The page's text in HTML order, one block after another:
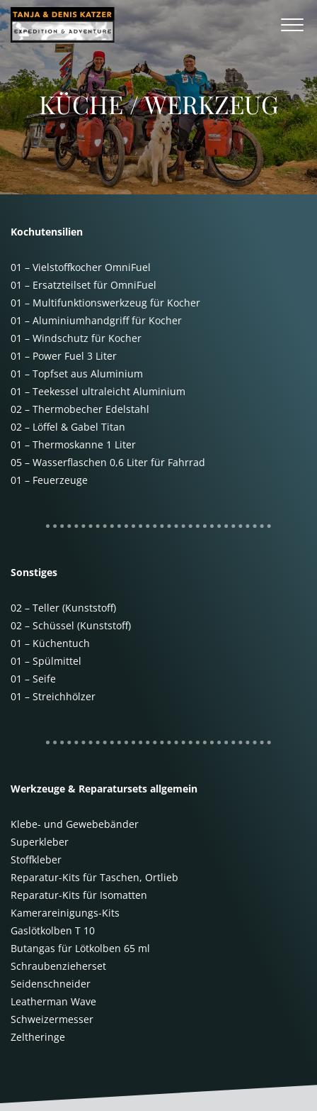
KÜCHE / WERKZEUG
Kochutensilien
01 – Vielstoffkocher OmniFuel
01 – Ersatzteilset für OmniFuel
01 – Multifunktionswerkzeug für Kocher
01 – Aluminiumhandgriff für Kocher
01 – Windschutz für Kocher
01 – Power Fuel 3 Liter
01 – Topfset aus Aluminium
01 – Teekessel ultraleicht Aluminium
02 – Thermobecher Edelstahl
02 – Löffel & Gabel Titan
01 – Thermoskanne 1 Liter
05 – Wasserflaschen 0,6 Liter für Fahrrad
01 – Feuerzeuge
Sonstiges
02 – Teller (Kunststoff)
02 – Schüssel (Kunststoff)
01 – Küchentuch
01 – Spülmittel
01 – Seife
01 – Streichhölzer
Werkzeuge & Reparatursets allgemein
Klebe- und Gewebebänder
Superkleber
Stoffkleber
Reparatur-Kits für Taschen, Ortlieb
Reparatur-Kits für Isomatten
Kamerareinigungs-Kits
Gaslötkolben T 10
Butangas für Lötkolben 65 ml
Schraubenzieherset
Seidenschneider
Leatherman Wave
Schweizermesser
Zeltheringe